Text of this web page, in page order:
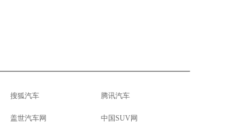
搜狐汽车 腾讯汽车
盖世汽车网 中国SUV网